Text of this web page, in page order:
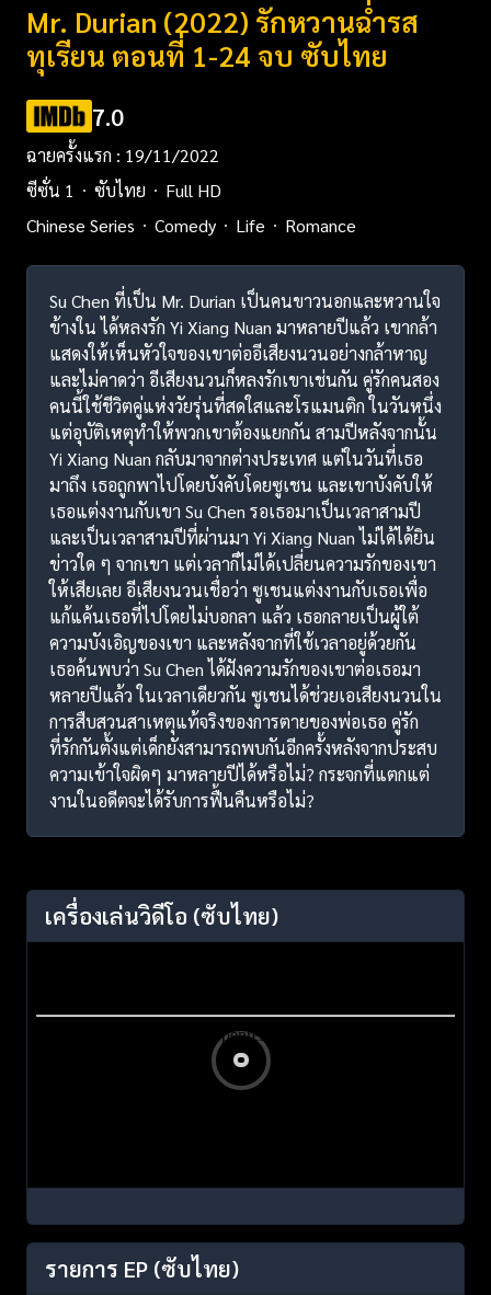
Mr. Durian (2022) รักหวานฉ่ำรส
ทุเรียน ตอนที่ 1-24 จบ ซับไทย
7.0
ฉายครั้งแรก : 19/11/2022
ซีซั่น 1
ซับไทย
Full HD
Chinese Series
Comedy Life Romance
Su Chen ที่เป็น Mr. Durian เป็นคนขาวนอกและหวานใจ
ข้างใน ได้หลงรัก Yi Xiang Nuan มาหลายปีแล้ว เขากล้า
แสดงให้เห็นหัวใจของเขาต่ออีเสียงนวนอย่างกล้าหาญ
และไม่คาดว่า อีเสียงนวนก็หลงรักเขาเช่นกัน คู่รักคนสอง
คนนี้ใช้ชีวิตคู่แห่งวัยรุ่นที่สดใสและโรแมนติก ในวันหนึ่ง
แต่อุบัติเหตุทำให้พวกเขาต้องแยกกัน สามปีหลังจากนั้น
Yi Xiang Nuan กลับมาจากต่างประเทศ แต่ในวันที่เธอ
มาถึง เธอถูกพาไปโดยบังคับโดยซูเชน และเขาบังคับให้
เธอแต่งงานกับเขา Su Chen รอเธอมาเป็นเวลาสามปี
และเป็นเวลาสามปีที่ผ่านมา Yi Xiang Nuan ไม่ได้ได้ยิน
ข่าวใด ๆ จากเขา แต่เวลาก็ไม่ได้เปลี่ยนความรักของเขา
ให้เสียเลย อีเสียงนวนเชื่อว่า ซูเชนแต่งงานกับเธอเพื่อ
แก้แค้นเธอที่ไปโดยไม่บอกลา แล้ว เธอกลายเป็นผู้ใต้
ความบังเอิญของเขา และหลังจากที่ใช้เวลาอยู่ด้วยกัน
เธอค้นพบว่า Su Chen ได้ฝังความรักของเขาต่อเธอมา
หลายปีแล้ว ในเวลาเดียวกัน ซูเชนได้ช่วยเอเสียงนวนใน
การสืบสวนสาเหตุแท้จริงของการตายของพ่อเธอ คู่รัก
ที่รักกันตั้งแต่เด็กยังสามารถพบกันอีกครั้งหลังจากประสบ
ความเข้าใจผิดๆ มาหลายปีได้หรือไม่? กระจกที่แตกแต่
งานในอดีตจะได้รับการฟื้นคืนหรือไม่?
เครื่องเล่นวิดีโอ (ซับไทย)
รายการ EP (ซับไทย)